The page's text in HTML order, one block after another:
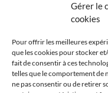
Gérer le
cookies
Pour offrir les meilleures
que les cookies pour stocker
fait de consentir à ces
telles que le comportement de
ne pas consentir ou de retirer